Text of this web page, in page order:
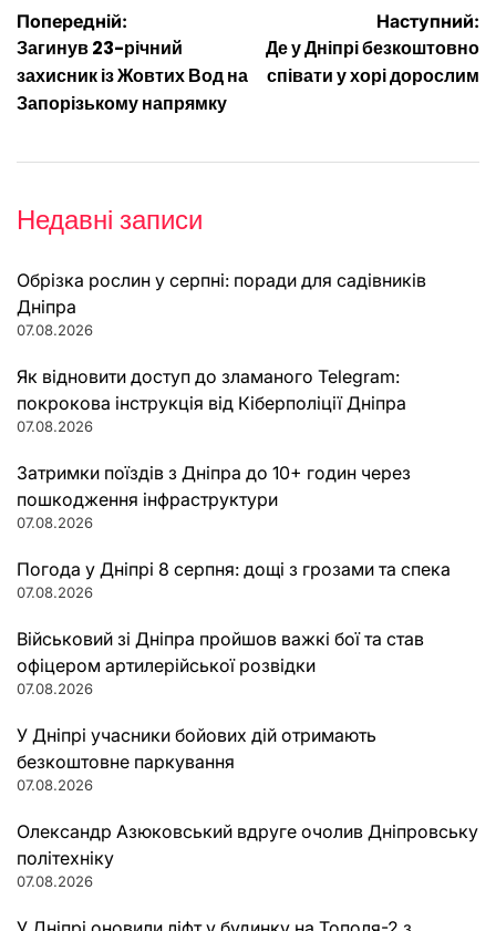
Навігація
записів
Попередній:
Загинув 23-річний
захисник із Жовтих Вод на
Запорізькому напрямку
Наступний:
Де у Дніпрі безкоштовно
співати у хорі дорослим
Недавні записи
Обрізка рослин у серпні: поради для садівників
Дніпра
07.08.2026
Як відновити доступ до зламаного Telegram:
покрокова інструкція від Кіберполіції Дніпра
07.08.2026
Затримки поїздів з Дніпра до 10+ годин через
пошкодження інфраструктури
07.08.2026
Погода у Дніпрі 8 серпня: дощі з грозами та спека
07.08.2026
Військовий зі Дніпра пройшов важкі бої та став
офіцером артилерійської розвідки
07.08.2026
У Дніпрі учасники бойових дій отримають
безкоштовне паркування
07.08.2026
Олександр Азюковський вдруге очолив Дніпровську
політехніку
07.08.2026